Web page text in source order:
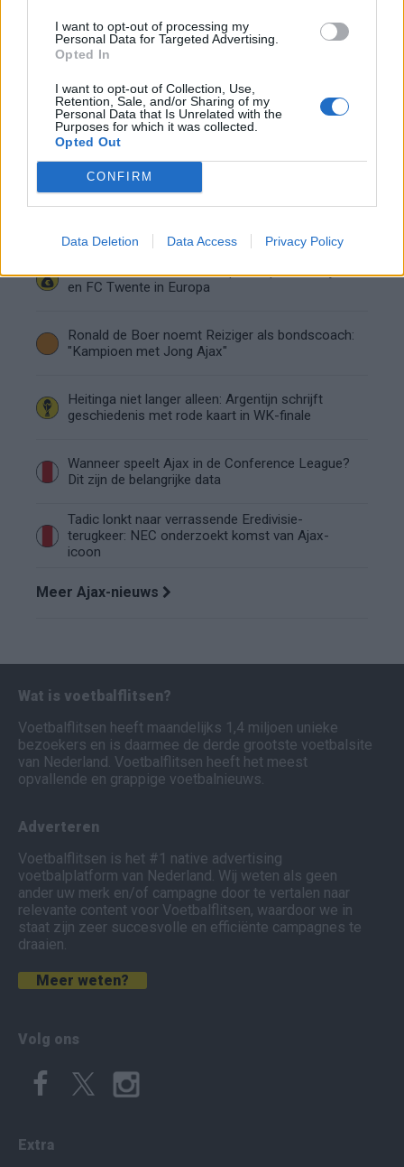
I want to opt-out of processing my
Personal Data for Targeted Advertising.
Opted In
I want to opt-out of Collection, Use,
Retention, Sale, and/or Sharing of my
Personal Data that Is Unrelated with the
Purposes for which it was collected.
Opted Out
CONFIRM
Data Deletion Data Access Privacy Policy
Ouazane met Lionel Messi
ruime zege op Vojvodina
Dusan Tadic kijkt met bijzondere gevoelens naar
Ajax - Vojvodina
Zo veranderde de relatie tussen Rafael van der
Zoveel staat er financieel op het spel voor Ajax
en FC Twente in Europa
Ronald de Boer noemt Reiziger als bondscoach:
"Kampioen met Jong Ajax"
Heitinga niet langer alleen: Argentijn schrijft
geschiedenis met rode kaart in WK-finale
Wanneer speelt Ajax in de Conference League?
Dit zijn de belangrijke data
Tadic lonkt naar verrassende Eredivisie-
terugkeer: NEC onderzoekt komst van Ajax-
icoon
Meer Ajax-nieuws
Wat is voetbalflitsen?
Voetbalflitsen heeft maandelijks 1,4 miljoen unieke
bezoekers en is daarmee de derde grootste voetbalsite
van Nederland. Voetbalflitsen heeft het meest
opvallende en grappige voetbalnieuws.
Adverteren
Voetbalflitsen is het #1 native advertising
voetbalplatform van Nederland. Wij weten als geen
ander uw merk en/of campagne door te vertalen naar
relevante content voor Voetbalflitsen, waardoor we in
staat zijn zeer succesvolle en efficiënte campagnes te
draaien.
Meer weten?
Volg ons
Extra